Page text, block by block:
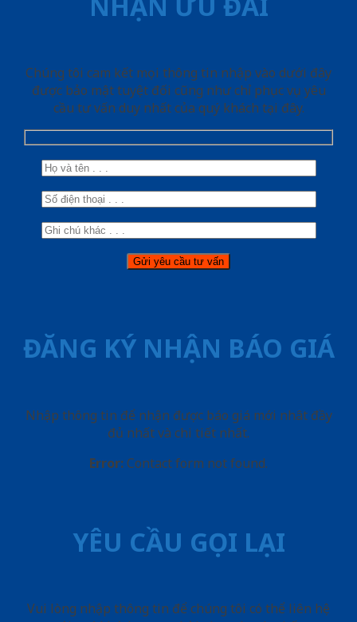
Chúng tôi cam kết mọi thông tin nhập vào dưới đây
được bảo mật tuyệt đối cũng như chỉ phục vụ yêu
cầu tư vấn duy nhất của quý khách tại đây.
ĐĂNG KÝ NHẬN BÁO GIÁ
Nhập thông tin để nhận được báo giá mới nhât đầy
đủ nhất và chi tiết nhất.
Error: Contact form not found.
YÊU CẦU GỌI LẠI
Vui lòng nhập thông tin để chúng tôi có thể liên hệ